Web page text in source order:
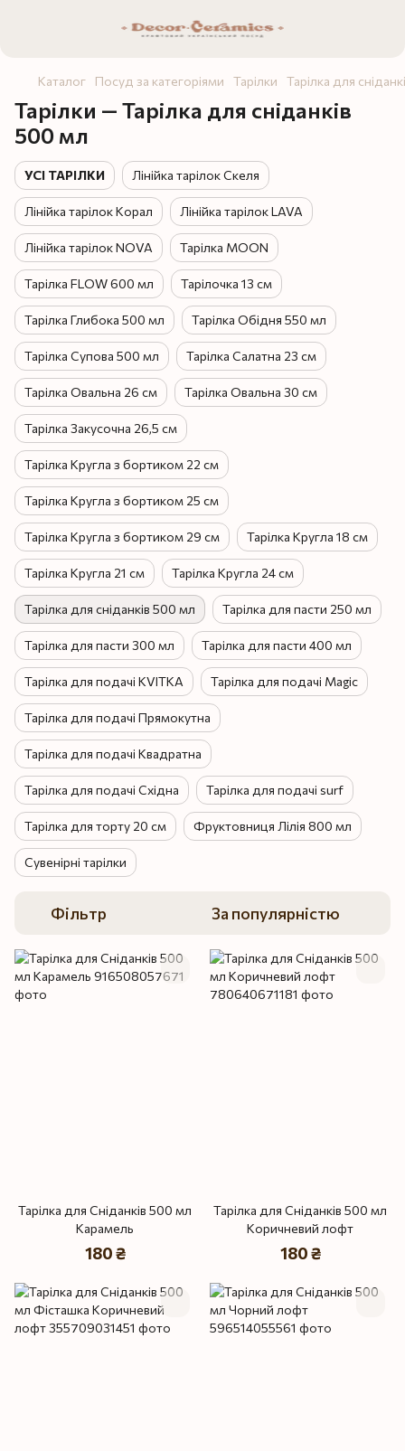
Каталог Посуд за категоріями Тарілки Тарілка для
Тарілки — Тарілка для сніданків
500 мл
УСІ ТАРІЛКИ Лінійка тарілок Скеля
Лінійка тарілок Корал Лінійка тарілок LAVA
Лінійка тарілок NOVA Тарілка MOON
Тарілка FLOW 600 мл Тарілочка 13 см
Тарілка Глибока 500 мл Тарілка Обідня 550 мл
Тарілка Супова 500 мл Тарілка Салатна 23 см
Тарілка Овальна 26 см Тарілка Овальна 30 см
Тарілка Закусочна 26,5 см
Тарілка Кругла з бортиком 22 см
Тарілка Кругла з бортиком 25 см
Тарілка Кругла з бортиком 29 см Тарілка Кругла 18 см
Тарілка Кругла 21 см Тарілка Кругла 24 см
Тарілка для сніданків 500 мл Тарілка для пасти 250 мл
Тарілка для пасти 300 мл Тарілка для пасти 400 мл
Тарілка для подачі KVITKA Тарілка для подачі Magic
Тарілка для подачі Прямокутна
Тарілка для подачі Квадратна
Тарілка для подачі Східна Тарілка для подачі surf
Тарілка для торту 20 см Фруктовниця Лілія 800 мл
Сувенірні тарілки
Фільтр За популярністю
Тарілка для Сніданків 500 мл
Карамель
180 ₴
Тарілка для Сніданків 500 мл
Коричневий лофт
180 ₴